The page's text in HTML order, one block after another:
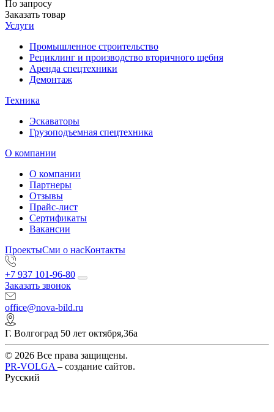
По запросу
Заказать товар
Услуги
Промышленное строительство
Рециклинг и производство вторичного щебня
Аренда спецтехники
Демонтаж
Техника
Эскаваторы
Грузоподъемная спецтехника
О компании
О компании
Партнеры
Отзывы
Прайс-лист
Сертификаты
Вакансии
ПроектыСми о насКонтакты
+7 937 101-96-80
Заказать звонок
office@nova-bild.ru
Г. Волгоград 50 лет октября,36а
© 2026 Все права защищены.
PR-VOLGA – создание сайтов.
Русский